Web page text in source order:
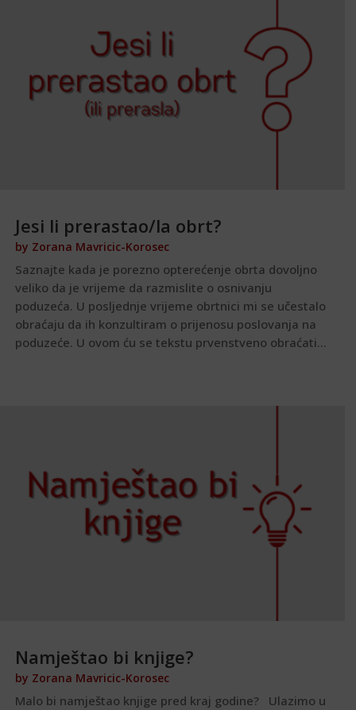
Jesi li prerastao/la obrt?
by Zorana Mavricic-Korosec
Saznajte kada je porezno opterećenje obrta dovoljno
veliko da je vrijeme da razmislite o osnivanju
poduzeća. U posljednje vrijeme obrtnici mi se učestalo
obraćaju da ih konzultiram o prijenosu poslovanja na
poduzeće. U ovom ću se tekstu prvenstveno obraćati...
Namještao bi knjige?
by Zorana Mavricic-Korosec
Malo bi namještao knjige pred kraj godine? Ulazimo u